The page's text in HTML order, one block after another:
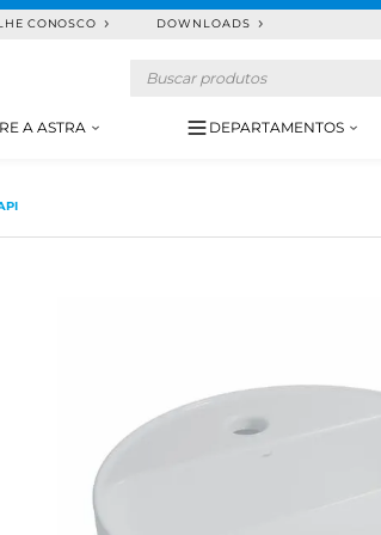
CONOSCO DOWNLOADS
A ASTRA DEPARTAMENTOS